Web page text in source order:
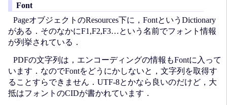
Font
PageオブジェクトのResources下に，FontというDictionary
がある．そのなかにF1,F2,F3…という名前でフォント情報
が列挙されている．
PDFの文字列は，エンコーディングの情報もFontに入って
います．なのでFontをどうにかしないと，文字列を取得す
ることすらできません．UTF-8とかなら良いのだけど，大
抵はフォントのCIDが書かれています．